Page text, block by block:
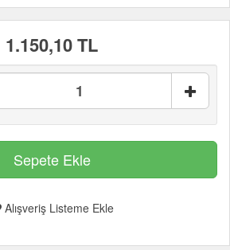
1.150,10 TL
Alışveriş Listeme Ekle